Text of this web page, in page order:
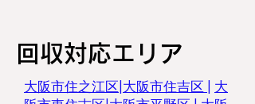
回収対応エリア
大阪市住之江区 大阪市住吉区 |
大